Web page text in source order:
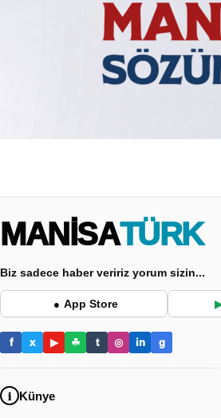
MANİSA TÜRK
Biz sadece haber veririz yorum sizin...
● App Store
f x ▶ ☘ t ◎ in g
Künye